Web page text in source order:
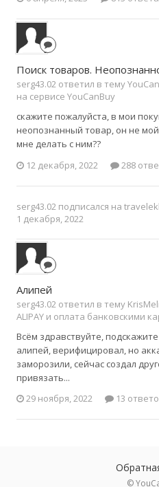
Поиск товаров.
serg43.02 ответил в тему
на сервисе YouCanBuy
скажите пожалуйста, в мои
неопознанный товар, он не
мне делать с ним??
12 декабря, 2022
288
serg43.02 подписался на
1 декабря, 2022
Алипей
serg43.02 ответил в тему
ALIPAY и оплата банковскими
Всём здравствуйте,
алипей, верифицировал, но
заморозили, сейчас создал
привязать...
29 ноября, 2022
13
©